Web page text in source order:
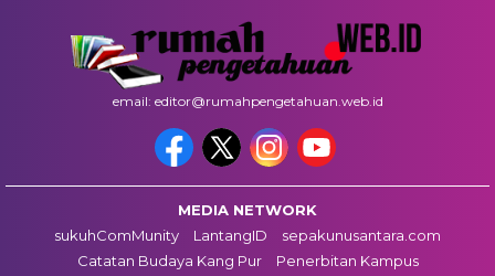
email: editor@rumahpengetahuan.web.id
MEDIA NETWORK
sukuhComMunity
LantangID
sepakunusantara.com
Catatan Budaya Kang Pur
Penerbitan Kampus